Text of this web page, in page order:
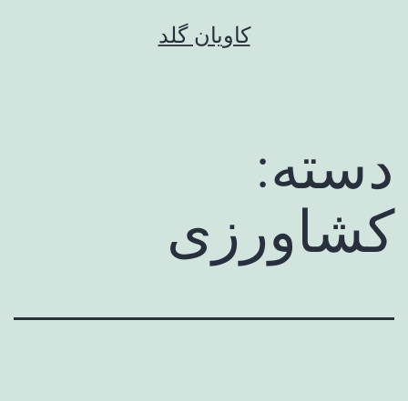
کاویان گلد
دسته:
کشاورزی